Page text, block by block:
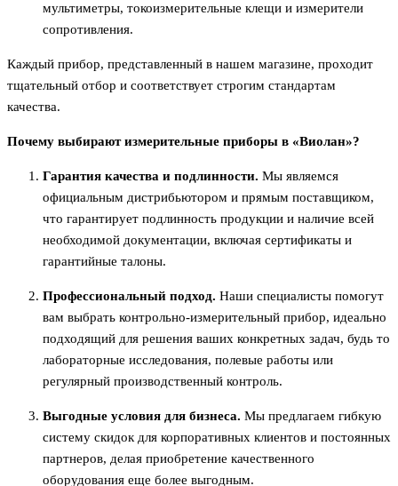
мультиметры, токоизмерительные клещи и измерители
сопротивления.
Каждый прибор, представленный в нашем магазине, проходит
тщательный отбор и соответствует строгим стандартам
качества.
Почему выбирают измерительные приборы в «Виолан»?
Гарантия качества и подлинности. Мы являемся
официальным дистрибьютором и прямым поставщиком,
что гарантирует подлинность продукции и наличие всей
необходимой документации, включая сертификаты и
гарантийные талоны.
Профессиональный подход. Наши специалисты помогут
вам выбрать контрольно-измерительный прибор, идеально
подходящий для решения ваших конкретных задач, будь то
лабораторные исследования, полевые работы или
регулярный производственный контроль.
Выгодные условия для бизнеса. Мы предлагаем гибкую
систему скидок для корпоративных клиентов и постоянных
партнеров, делая приобретение качественного
оборудования еще более выгодным.